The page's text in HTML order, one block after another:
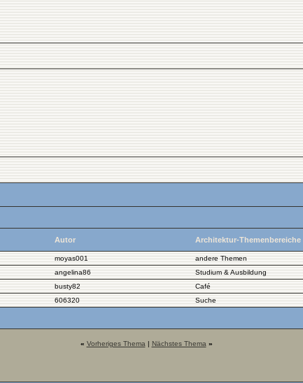
Autor Architektur-Themenbereiche
moyas001 andere Themen
angelina86 Studium & Ausbildung
busty82 Café
606320 Suche
« Vorheriges Thema | Nächstes Thema »